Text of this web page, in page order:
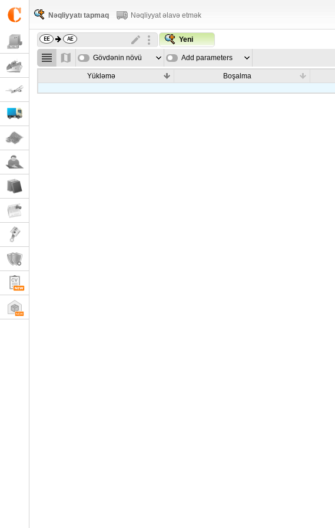
Nəqliyyatı tapmaq Nəqliyyat əlavə etmək
Yeni
Gövdənin növü Add parameters
Yükləmə Boşalma